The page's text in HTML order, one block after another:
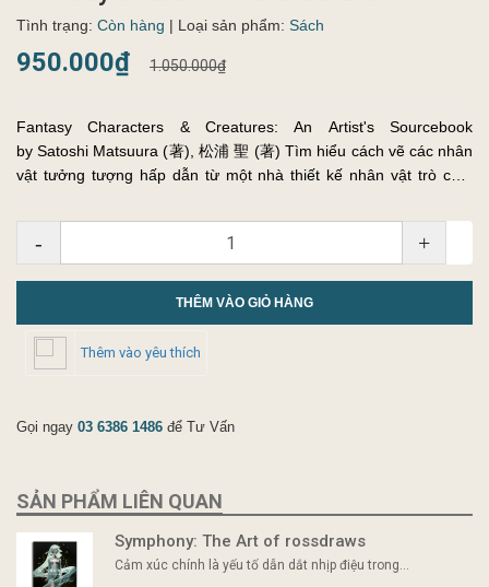
Tình trạng: Còn hàng | Loại sản phẩm: Sách
950.000₫ 1.050.000₫
Fantasy Characters & Creatures: An Artist's Sourcebook
by Satoshi Matsuura (著), 松浦 聖 (著) Tìm hiểu cách vẽ các nhân
vật tưởng tượng hấp dẫn từ một nhà thiết kế nhân vật trò chơi
- +
THÊM VÀO GIỎ HÀNG
Thêm vào yêu thích
Gọi ngay 03 6386 1486 để Tư Vấn
SẢN PHẨM LIÊN QUAN
Symphony: The Art of rossdraws
Cảm xúc chính là yếu tố dẫn dắt nhịp điệu trong...